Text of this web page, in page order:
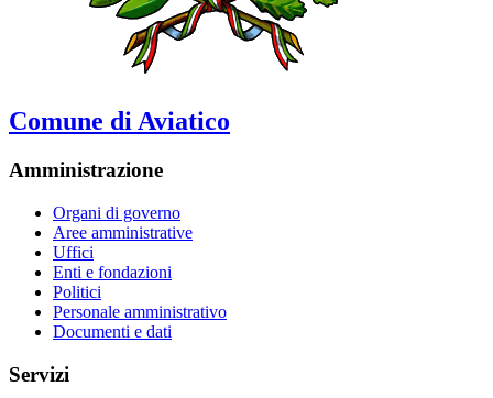
Comune di Aviatico
Amministrazione
Organi di governo
Aree amministrative
Uffici
Enti e fondazioni
Politici
Personale amministrativo
Documenti e dati
Servizi